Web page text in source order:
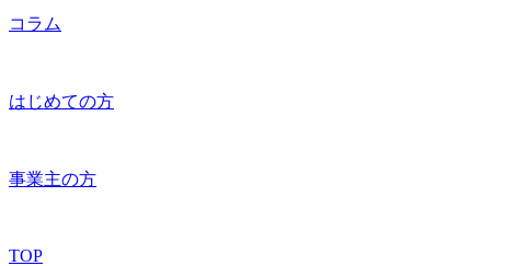
コラム
はじめての方
事業主の方
TOP